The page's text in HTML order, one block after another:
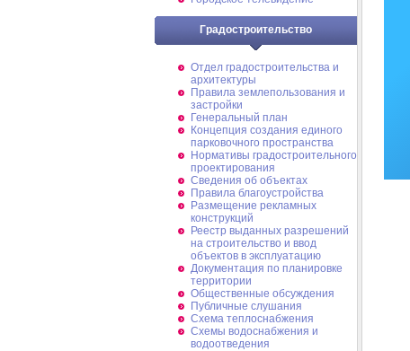
Градостроительство
Отдел градостроительства и
архитектуры
Правила землепользования и
застройки
Генеральный план
Концепция создания единого
парковочного пространства
Нормативы градостроительного
проектирования
Сведения об объектах
Правила благоустройства
Размещение рекламных
конструкций
Реестр выданных разрешений
на строительство и ввод
объектов в эксплуатацию
Документация по планировке
территории
Общественные обсуждения
Публичные слушания
Схема теплоснабжения
Схемы водоснабжения и
водоотведения